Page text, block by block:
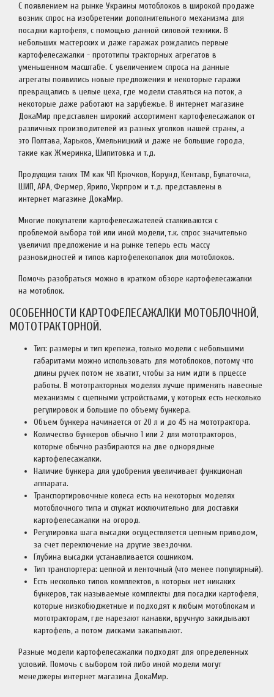
С появлением на рынке Украины мотоблоков в широкой продаже
возник спрос на изобретении дополнительного механизма для
посадки картофеля, с помощью данной силовой техники. В
небольших мастерских и даже гаражах рождались первые
картофелесажалки - прототипы тракторных агрегатов в
уменьшенном масштабе. С увеличением спроса на данные
агрегаты появились новые предложения и некоторые гаражи
превращались в целые цеха, где модели ставяться на поток, а
некоторые даже работают на зарубежье. В интернет магазине
ДокаМир представлен широкий ассортимент картофелесажалок от
различных производителей из разных уголков нашей страны, а
это Полтава, Харьков, Хмельницкий и даже не большие города,
такие как Жмеринка, Шипитовка и т.д.
Продукция таких ТМ как ЧП Крючков, Корунд, Кентавр, Булаточка,
ШИП, АРА, Фермер, Ярило, Укрпром и т.д. представлены в
интернет магазине ДокаМир.
Многие покупатели картофелесажателей сталкиваются с
проблемой выбора той или иной модели, т.к. спрос значительно
увеличил предложение и на рынке теперь есть массу
разновидностей и типов картофелекопалок для мотоблоков.
Помочь разобраться можно в кратком обзоре картофелесажалки
на мотоблок.
ОСОБЕННОСТИ КАРТОФЕЛЕСАЖАЛКИ МОТОБЛОЧНОЙ,
МОТОТРАКТОРНОЙ.
Тип: размеры и тип крепежа, только модели с небольшими
габаритами можно использовать для мотоблоков, потому что
длины ручек потом не хватит, чтобы за ним идти в прцессе
работы. В мототракторных моделях лучше применять навесные
механизмы с сцепными устройствами, у которых есть несколько
регулировок и большие по объему бункера.
Объем бункера начинается от 20 л и до 45 на мототрактора.
Количество бункеров обычно 1 или 2 для мототракторов,
которые обычно разбираются на две однорядные
картофелесажалки.
Наличие бункера для удобрения увеличивает функционал
аппарата.
Транспортировочные колеса есть на некоторых моделях
мотоблочного типа и служат исключительно для доставки
картофелесажалки на огород.
Регулировка шага высадки осуществляется цепным приводом,
за счет переключение на другие звездочки.
Глубина высадки устанавливается сошником.
Тип транспортера: цепной и ленточный (что менее популярный).
Есть несколько типов комплектов, в которых нет никаких
бункеров, так называемые комплекты для посадки картофеля,
которые низкобюджетные и подходят к любым мотоблокам и
мототракторам, где нарезают канавки, вручную закидывают
картофель, а потом дисками закапывают.
Разные модели картофелесажалки подходят для определенных
условий. Помочь с выбором той либо иной модели могут
менеджеры интернет магазина ДокаМир.